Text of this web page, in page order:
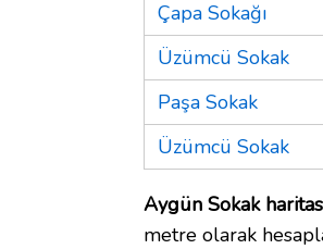
Çapa Sokağı
Üzümcü Sokak
Paşa Sokak
Üzümcü Sokak
Aygün Sokak
metre olarak